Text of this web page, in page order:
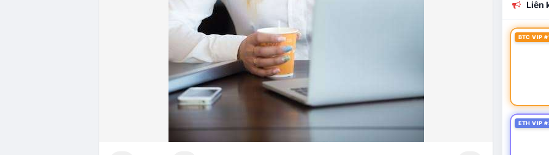
Liên
BTC VIP
ETH VIP